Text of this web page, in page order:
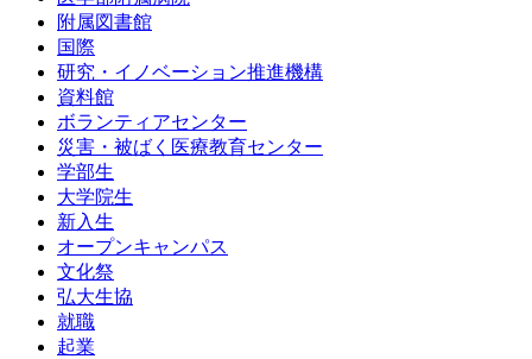
附属図書館
国際
研究・イノベーション推進機構
資料館
ボランティアセンター
災害・被ばく医療教育センター
学部生
大学院生
新入生
オープンキャンパス
文化祭
弘大生協
就職
起業